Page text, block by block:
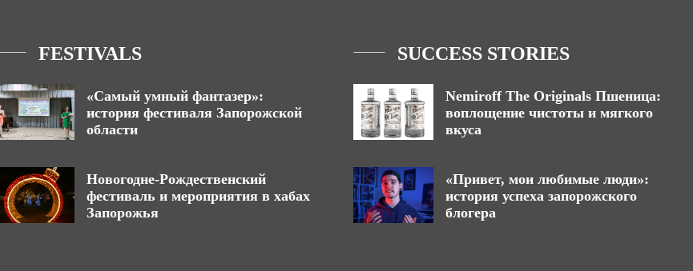
FESTIVALS
«Самый умный фантазер»:
история фестиваля Запорожской
области
Новогодне-Рождественский
фестиваль и мероприятия в хабах
Запорожья
SUCCESS STORIES
Nemiroff The Originals Пшеница:
воплощение чистоты и мягкого
вкуса
«Привет, мои любимые люди»:
история успеха запорожского
блогера